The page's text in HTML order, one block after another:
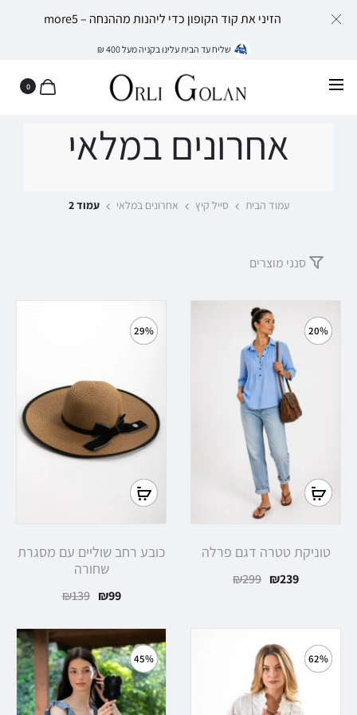
שליח עד הבית עלינו בקניה מעל 400 ₪
0
אחרונים במלאי
עמוד הבית סייל קיץ אחרונים במלאי עמוד 2
סנני מוצרים
20%
בחר
אפשרויות
טוניקת טטרה דגם פרלה
₪299 המחיר
היה:
₪239המחיר
הוא:
₪239.
29%
בחר
כובע רחב שוליים עם מסגרת
שחורה
₪139 המחיר
היה:
₪139.
₪99המחיר
הוא:
₪99.
62%
45%
הזיני את קוד הקופון כדי ליהנות מההנחה – more5